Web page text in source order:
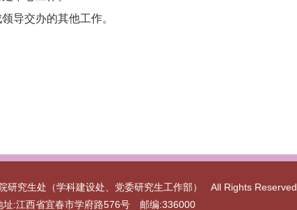
领导交办的其他工作。
研究生处（学科建设处、党委研究生工作部） All Rights Reserved.
址:江西省宜春市学府路576号 邮编:336000